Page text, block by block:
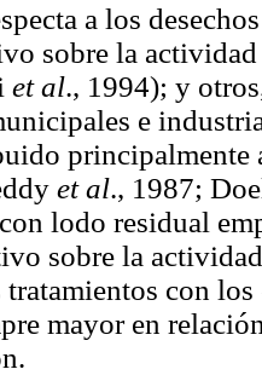
a los
sobre la
et al., 1994); y
e
principalmente
et al., 1987;
lodo residual
sobre la
tratamientos con
mayor en